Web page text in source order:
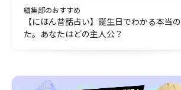
編集部のおすすめ
【にほん昔話占い】誕生日でわかる本当
た。あなたはどの主人公？